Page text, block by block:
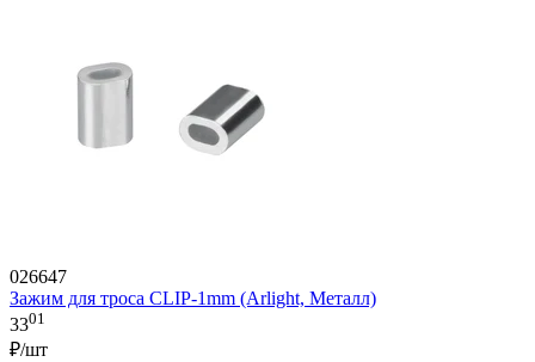
026647
Зажим для троса CLIP-1mm (Arlight, Металл)
3301
₽/шт